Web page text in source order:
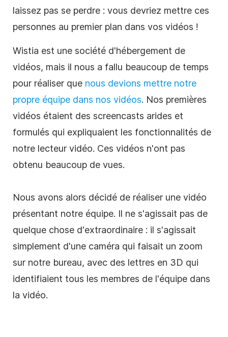
laissez pas se perdre : vous devriez mettre ces
personnes au premier plan dans vos vidéos !
Wistia est une société d'hébergement de
vidéos, mais il nous a fallu beaucoup de temps
pour réaliser que nous devions mettre notre
propre équipe dans nos vidéos. Nos premières
vidéos étaient des screencasts arides et
formulés qui expliquaient les fonctionnalités de
notre lecteur vidéo. Ces vidéos n'ont pas
obtenu beaucoup de vues.
Nous avons alors décidé de réaliser une vidéo
présentant notre équipe. Il ne s'agissait pas de
quelque chose d'extraordinaire : il s'agissait
simplement d'une caméra qui faisait un zoom
sur notre bureau, avec des lettres en 3D qui
identifiaient tous les membres de l'équipe dans
la vidéo.